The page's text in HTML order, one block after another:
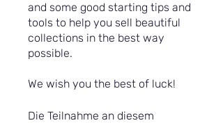
and some good starting tips and
tools to help you sell beautiful
collections in the best way
possible.
We wish you the best of luck!
Die Teilnahme an diesem